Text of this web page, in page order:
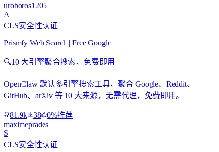
uroboros1205
A
CLS安全性认证
Prismfy Web Search | Free Google
🔍10 大引擎聚合搜索，免费即用
OpenClaw 默认多引擎搜索工具，聚合 Google、Reddit、
GitHub、arXiv 等 10 大来源，无需代理，免费即用。
81.9k 38
0%推荐
maximeprades
S
CLS安全性认证